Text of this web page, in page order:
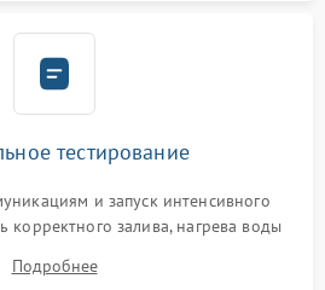
тестирование
и запуск интенсивного
корректного залива, нагрева воды
отсутствия посторонних шумов,
сухости в поддоне.
Подробнее